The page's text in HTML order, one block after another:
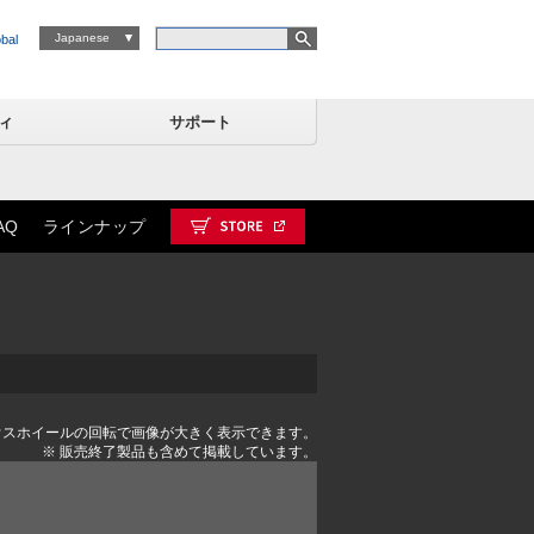
Japanese
サポート
ラインナップ
ホイールの回転で画像が大きく表示できます。
※ 販売終了製品も含めて掲載しています。